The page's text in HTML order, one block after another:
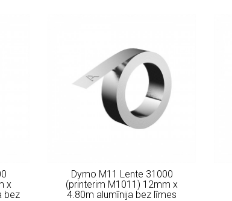
x
bez
Dymo M11 Lente 31000
(printerim M1011) 12mm x
4.80m alumīnija bez līmes